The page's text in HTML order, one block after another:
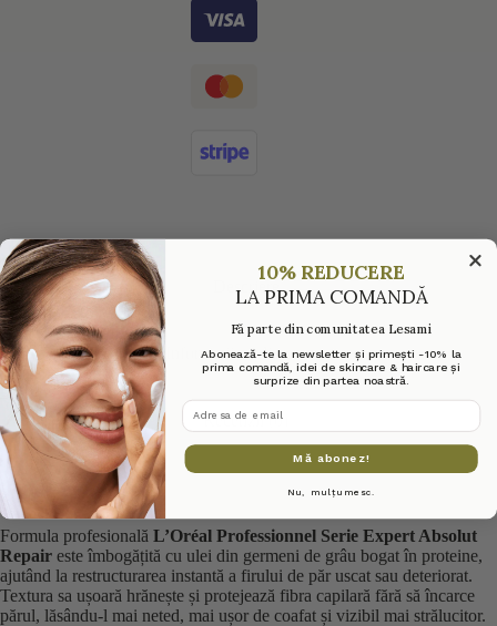
Descriere
Informații suplimentare
Recenzii (0)
Formula profesională L’Oréal Professionnel Serie Expert Absolut
Repair este îmbogățită cu ulei din germeni de grâu bogat în proteine,
ajutând la restructurarea instantă a firului de păr uscat sau deteriorat.
Textura sa ușoară hrănește și protejează fibra capilară fără să încarce
părul, lăsându-l mai neted, mai ușor de coafat și vizibil mai strălucitor.
10% REDUCERE
LA PRIMA COMANDĂ
Fă parte din comunitatea Lesami
Abonează-te la newsletter și primești -10% la
prima comandă, idei de skincare & haircare și
surprize din partea noastră.
adresa de email
Mă abonez!
Nu, mulțumesc.